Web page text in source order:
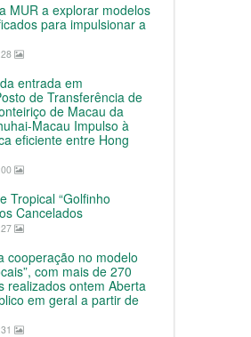
MUR a explorar modelos
para impulsionar a
entrada em
de Transferência de
de Macau da
Macau Impulso à
eficiente entre Hong
Tropical “Golfinho
Cancelados
cooperação no modelo
com mais de 270
realizados ontem Aberta
em geral a partir de